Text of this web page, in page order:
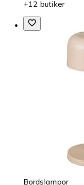
+12 butiker
Bordslampor